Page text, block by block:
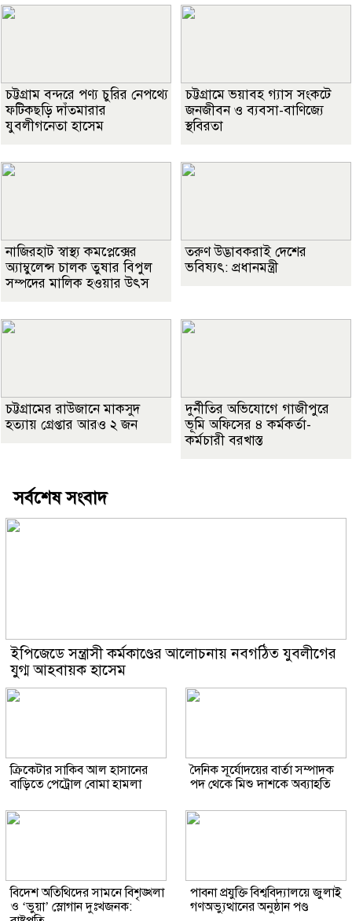
চট্টগ্রাম বন্দরে পণ্য চুরির নেপথ্যে
ফটিকছড়ি দাঁতমারার
যুবলীগনেতা হাসেম
চট্টগ্রামে ভয়াবহ গ্যাস সংকটে
জনজীবন ও ব্যবসা-বাণিজ্যে
স্থবিরতা
নাজিরহাট স্বাস্থ্য কমপ্লেক্সের
অ্যাম্বুলেন্স চালক তুষার বিপুল
সম্পদের মালিক হওয়ার উৎস
তরুণ উদ্ভাবকরাই দেশের
ভবিষ্যৎ: প্রধানমন্ত্রী
চট্টগ্রামের রাউজানে মাকসুদ
হত্যায় গ্রেপ্তার আরও ২ জন
দুর্নীতির অভিযোগে গাজীপুরে
ভূমি অফিসের ৪ কর্মকর্তা-
কর্মচারী বরখাস্ত
সর্বশেষ সংবাদ
ইপিজেডে সন্ত্রাসী কর্মকাণ্ডের আলোচনায় নবগঠিত যুবলীগের
যুগ্ম আহবায়ক হাসেম
ক্রিকেটার সাকিব আল হাসানের
বাড়িতে পেট্রোল বোমা হামলা
দৈনিক সূর্যোদয়ের বার্তা সম্পাদক
পদ থেকে মিশু দাশকে অব্যাহতি
বিদেশ অতিথিদের সামনে বিশৃঙ্খলা
ও ‘ভুয়া’ স্লোগান দুঃখজনক:
পাবনা প্রযুক্তি বিশ্ববিদ্যালয়ে জুলাই
গণঅভ্যুত্থানের অনুষ্ঠান পণ্ড